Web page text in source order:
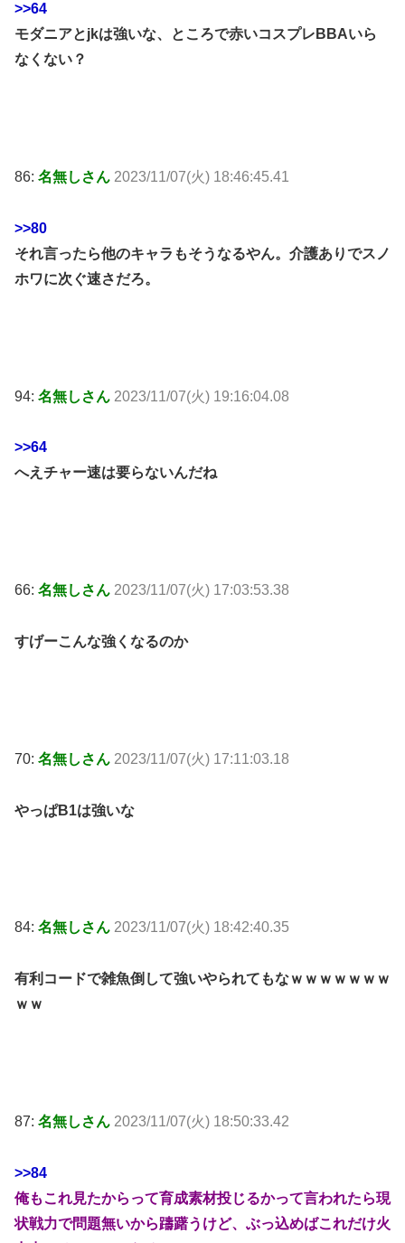
>>64
モダニアとjkは強いな、ところで赤いコスプレBBAいら
なくない？
86: 名無しさん 2023/11/07(火) 18:46:45.41
>>80
それ言ったら他のキャラもそうなるやん。介護ありでスノ
ホワに次ぐ速さだろ。
94: 名無しさん 2023/11/07(火) 19:16:04.08
>>64
へえチャー速は要らないんだね
66: 名無しさん 2023/11/07(火) 17:03:53.38
すげーこんな強くなるのか
70: 名無しさん 2023/11/07(火) 17:11:03.18
やっぱB1は強いな
84: 名無しさん 2023/11/07(火) 18:42:40.35
有利コードで雑魚倒して強いやられてもなｗｗｗｗｗｗｗ
ｗｗ
87: 名無しさん 2023/11/07(火) 18:50:33.42
>>84
俺もこれ見たからって育成素材投じるかって言われたら現
状戦力で問題無いから躊躇うけど、ぶっ込めばこれだけ火